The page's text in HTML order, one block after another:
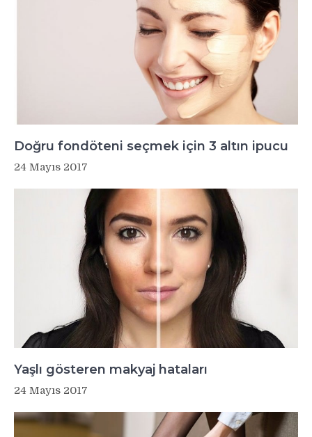
Doğru fondöteni seçmek için 3 altın ipucu
24 Mayıs 2017
Yaşlı gösteren makyaj hataları
24 Mayıs 2017